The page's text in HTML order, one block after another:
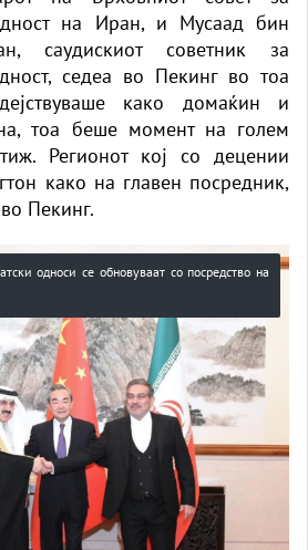
на Иран, и Мусаад бин
саудискиот советник за
седеа во Пекинг во тоа
како домаќин и
тоа беше момент на голем
Регионот кој со децении
како на главен посредник,
Пекинг.
односи се обновуваат со посредство на